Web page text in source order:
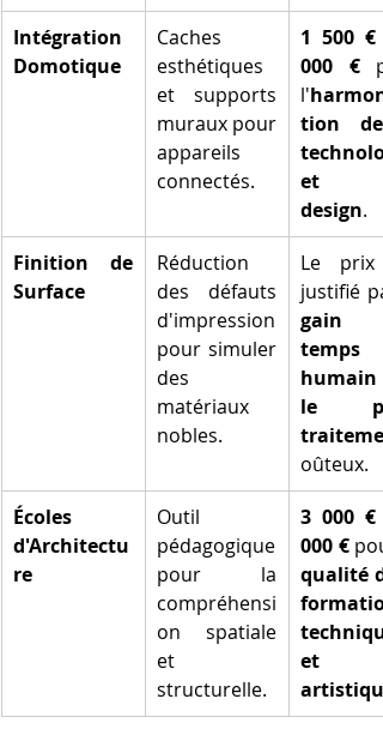
Intégration
Domotique
Caches
esthétiques
et supports
muraux pour
appareils
connectés.
1 500 €
000 €
l'
tion
et
design.
Finition de
Surface
Réduction
des défauts
d'impression
pour simuler
des
matériaux
nobles.
Le prix
gain
temps
humain
le
oûteux.
Écoles
d'Architectu
re
Outil
pédagogique
pour la
compréhensi
on spatiale
et
structurelle.
3 000 €
000 €
qualité
technique
et
artistique